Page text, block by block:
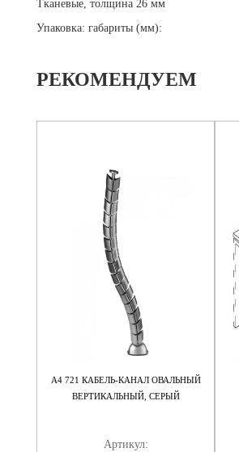
Тканевые, толщина 26 мм
Упаковка: габариты (мм):
РЕКОМЕНДУЕМ
А4 721 КАБЕЛЬ-КАНАЛ ОВАЛЬНЫЙ
ВЕРТИКАЛЬНЫЙ, СЕРЫЙ
Артикул: